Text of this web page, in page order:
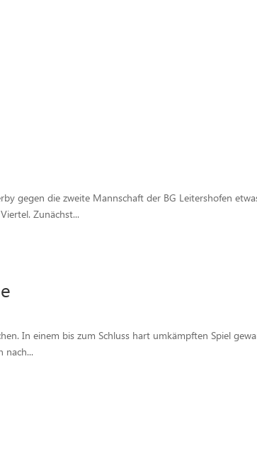
gegen die zweite Mannschaft der BG Leitershofen
Zunächst...
In einem bis zum Schluss hart umkämpften Spiel
nach...